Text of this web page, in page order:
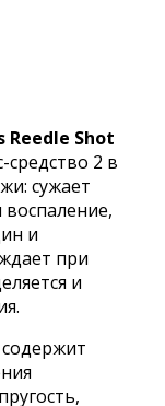
Reedle Shot
средство 2 в
сужает
и
при
и